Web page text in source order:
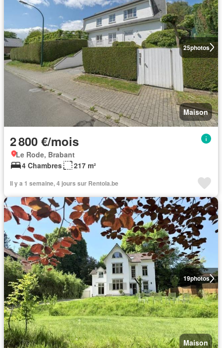
25photos
Maison
2 800 €/mois
Le Rode, Brabant
4 Chambres
217 m²
Il y a 1 semaine, 4 jours sur Rentola.be
19photos
Maison